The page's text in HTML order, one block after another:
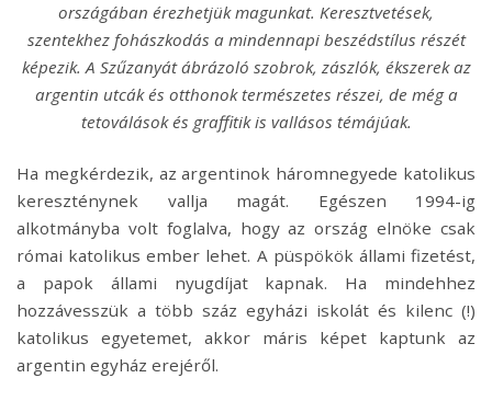
országában érezhetjük magunkat. Keresztvetések,
szentekhez fohászkodás a mindennapi beszédstílus részét
képezik. A Szűzanyát ábrázoló szobrok, zászlók, ékszerek az
argentin utcák és otthonok természetes részei, de még a
tetoválások és graffitik is vallásos témájúak.
Ha megkérdezik, az argentinok háromnegyede katolikus
kereszténynek vallja magát. Egészen 1994-ig
alkotmányba volt foglalva, hogy az ország elnöke csak
római katolikus ember lehet. A püspökök állami fizetést,
a papok állami nyugdíjat kapnak. Ha mindehhez
hozzávesszük a több száz egyházi iskolát és kilenc (!)
katolikus egyetemet, akkor máris képet kaptunk az
argentin egyház erejéről.